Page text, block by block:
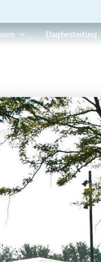
Dagbesteding